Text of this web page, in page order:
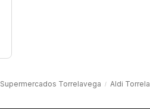
Supermercados Torrelavega Aldi